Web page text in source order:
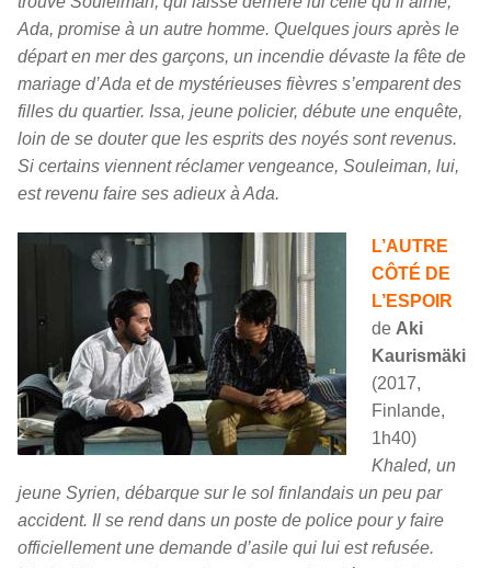
Ada, promise à un autre homme. Quelques jours après le
départ en mer des garçons, un incendie dévaste la fête de
mariage d’Ada et de mystérieuses fièvres s’emparent des
filles du quartier. Issa, jeune policier, débute une enquête,
loin de se douter que les esprits des noyés sont revenus.
Si certains viennent réclamer vengeance, Souleiman, lui,
est revenu faire ses adieux à Ada.
L’AUTRE
CÔTÉ DE
L’ESPOIR
de Aki
Kaurismäki
(2017,
Finlande,
1h40)
Khaled, un
jeune Syrien, débarque sur le sol finlandais un peu par
accident. Il se rend dans un poste de police pour y faire
officiellement une demande d’asile qui lui est refusée.